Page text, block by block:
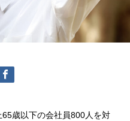
歳以下の会社員800人を対